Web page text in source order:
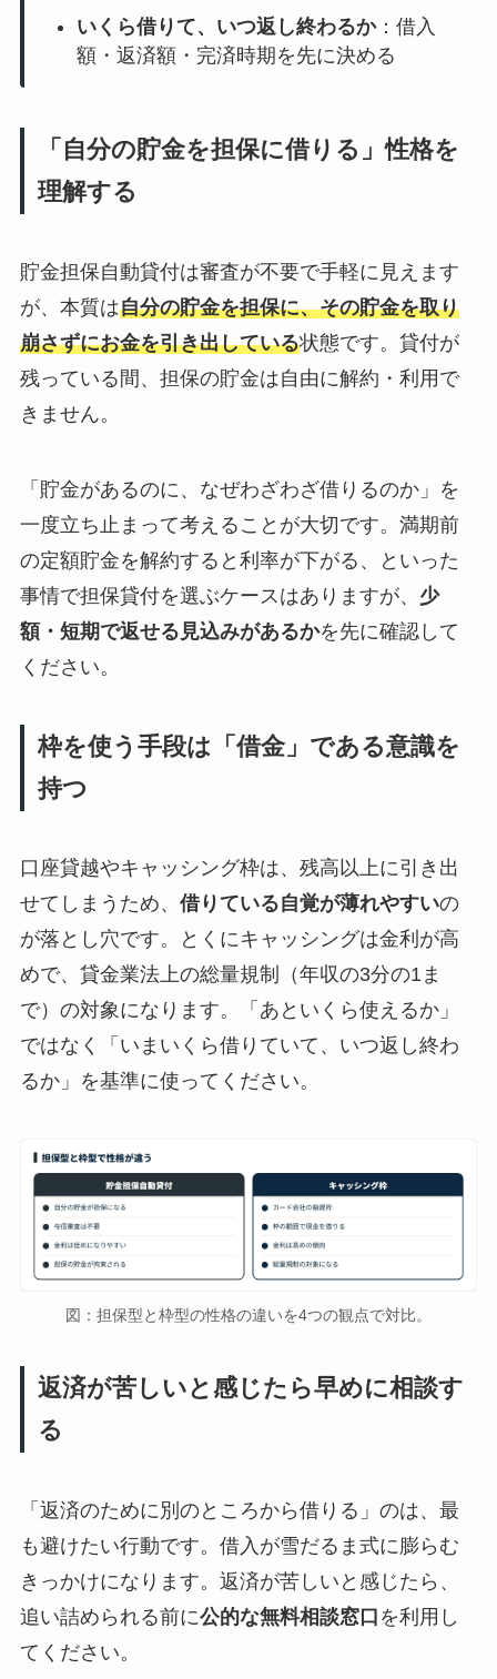
いくら借りて、いつ返し終わるか：借入
額・返済額・完済時期を先に決める
「自分の貯金を担保に借りる」性格を
理解する
貯金担保自動貸付は審査が不要で手軽に見えます
が、本質は自分の貯金を担保に、その貯金を取り
崩さずにお金を引き出している状態です。貸付が
残っている間、担保の貯金は自由に解約・利用で
きません。
「貯金があるのに、なぜわざわざ借りるのか」を
一度立ち止まって考えることが大切です。満期前
の定額貯金を解約すると利率が下がる、といった
事情で担保貸付を選ぶケースはありますが、 少
額・短期で返せる見込みがあるかを先に確認して
ください。
枠を使う手段は「借金」である意識を
持つ
口座貸越やキャッシング枠は、残高以上に引き出
せてしまうため、 借りている自覚が薄れやすいの
が落とし穴です。とくにキャッシングは金利が高
めで、貸金業法上の総量規制（年収の3分の1ま
で）の対象になります。「あといくら使えるか」
ではなく「いまいくら借りていて、いつ返し終わ
るか」を基準に使ってください。
図：担保型と枠型の性格の違いを4つの観点で対比。
返済が苦しいと感じたら早めに相談す
る
「返済のために別のところから借りる」のは、最
も避けたい行動です。借入が雪だるま式に膨らむ
きっかけになります。返済が苦しいと感じたら、
追い詰められる前に公的な無料相談窓口 を利用し
てください。